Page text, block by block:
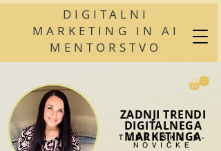
DIGITALNI
MARKETING IN AI
MENTORSTVO
ZADNJI TRENDI
DIGITALNEGA
MARKETINGA
TEDENSKE E-
NOVIČKE